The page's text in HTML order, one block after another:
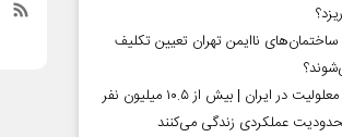
ساختمان‌های ناایمن تهران تعیین تکلیف
آمار معلولیت در ایران | بیش از ۱۰.۵ میلیون نفر
عملکردی زندگی می‌کنند